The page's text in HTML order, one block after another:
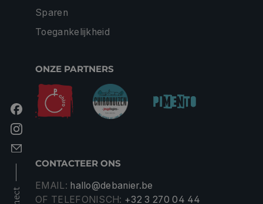
Sparen
Toegankelijkheid
ONZE PARTNERS
CONTACTEER ONS
EMAIL: hallo@debanier.be
OF TELEFONISCH: +32 3 270 04 44